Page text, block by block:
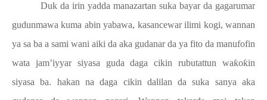
Duk da irin yadda manazartan suka bayar da gagarumar
gudunmawa kuma abin yabawa, kasancewar ilimi kogi, wannan
ya sa ba a sami wani aiki da aka gudanar da ya fito da manufofin
wata jam’iyyar siyasa guda daga cikin rubutattun waƙoƙin
siyasa ba. hakan na daga cikin dalilan da suka sanya aka